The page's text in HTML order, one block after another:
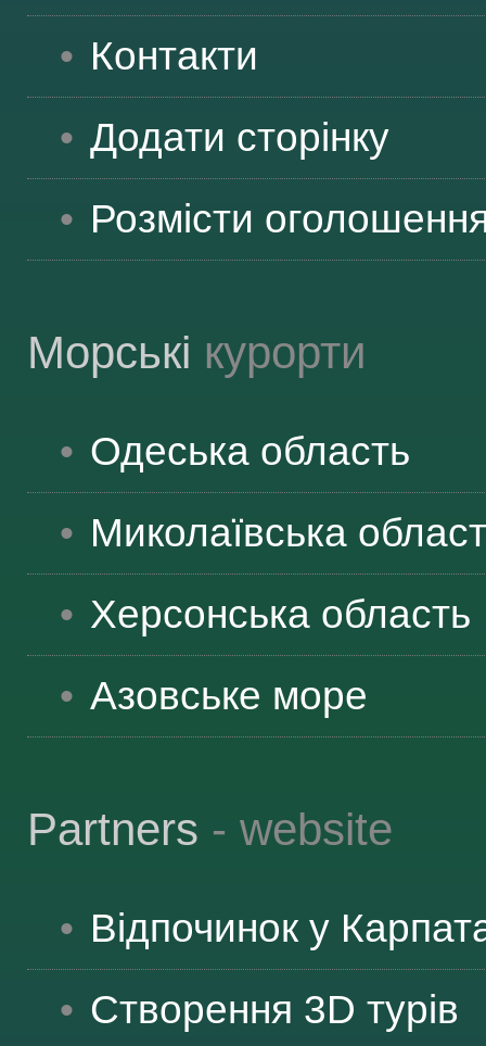
ТРАНСФЕР
ВІДВІДУВАЧАМ
АКЦІЇ
ОГОЛОШЕННЯ
ЯК ДОЇХАТИ
Контакти
Додати сторінку
Розмісти
Морські курорти
Одеська область
Миколаївська
Херсонська область
Азовське море
Partners - website
Відпочинок у
Створення 3D турів